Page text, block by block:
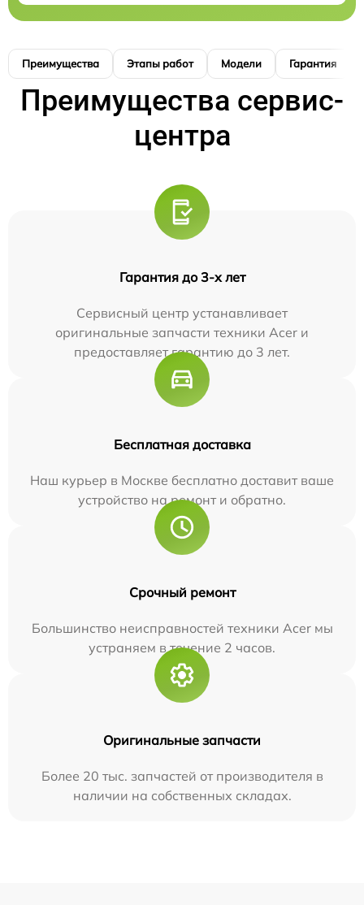
Преимущества Этапы работ Модели Гарантия
Преимущества сервис-
центра
Гарантия до 3-х лет
Сервисный центр устанавливает
оригинальные запчасти техники Acer и
предоставляет гарантию до 3 лет.
Бесплатная доставка
Наш курьер в Москве бесплатно доставит ваше
устройство на ремонт и обратно.
Срочный ремонт
Большинство неисправностей техники Acer мы
устраняем в течение 2 часов.
Оригинальные запчасти
Более 20 тыс. запчастей от производителя в
наличии на собственных складах.